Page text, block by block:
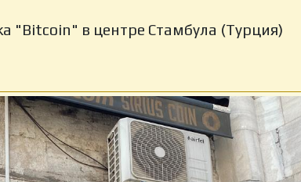
"Bitcoin" в центре Стамбула (Турция)